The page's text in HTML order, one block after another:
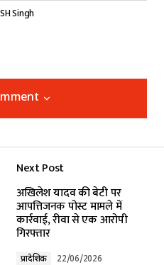
Singh
*
Next Post
अखिलेश यादव की बेटी पर
आपत्तिजनक पोस्ट मामले में
कार्रवाई, रीवा से एक आरोपी
गिरफ्तार
प्रादेशिक 22/06/2026